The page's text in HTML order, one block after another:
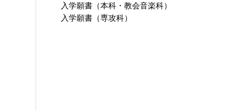
入学願書（本科・教会音楽科）
入学願書（専攻科）